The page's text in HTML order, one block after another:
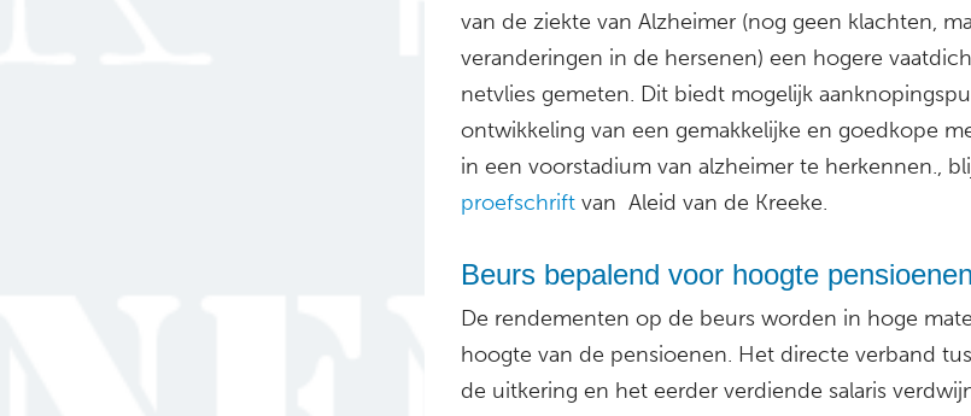
van de ziekte van Alzheimer (nog geen klachten,
veranderingen in de hersenen) een hogere
netvlies gemeten. Dit biedt mogelijk
ontwikkeling van een gemakkelijke en goedkope
in een voorstadium van alzheimer te herkennen.,
proefschrift van Aleid van de Kreeke.
Beurs bepalend voor hoogte pensioenen
De rendementen op de beurs worden in hoge
hoogte van de pensioenen. Het directe verband
de uitkering en het eerder verdiende salaris